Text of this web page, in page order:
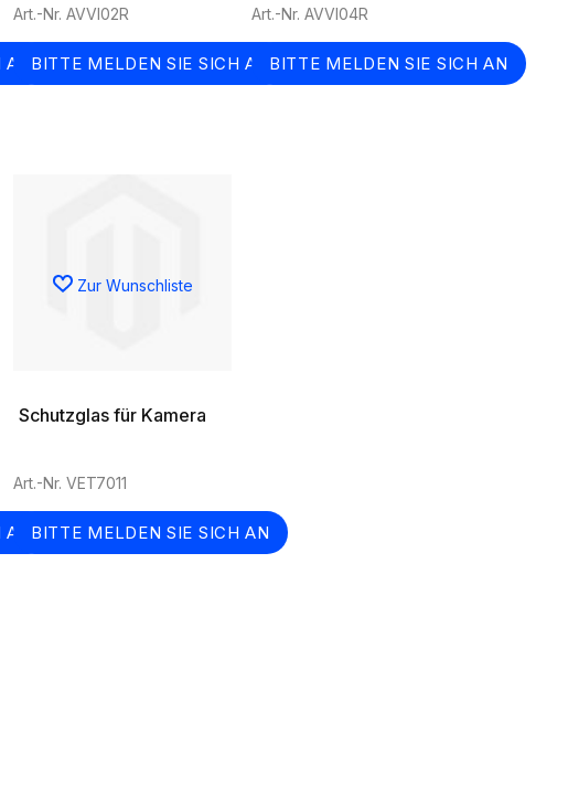
Art.-Nr. AVVI02R
BITTE MELDEN SIE SICH AN
Art.-Nr. AVVI04R
BITTE MELDEN SIE SICH AN
Zur Wunschliste
Schutzglas für Kamera
Art.-Nr. VET7011
BITTE MELDEN SIE SICH AN